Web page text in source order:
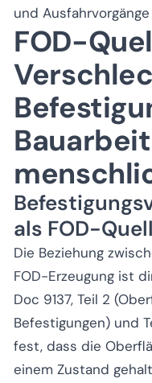
und
FOD-
als FOD-
Die Beziehung
FOD-Erzeugung ist
Doc 9137, Teil 2
Befestigungen) und
fest, dass die
einem Zustand